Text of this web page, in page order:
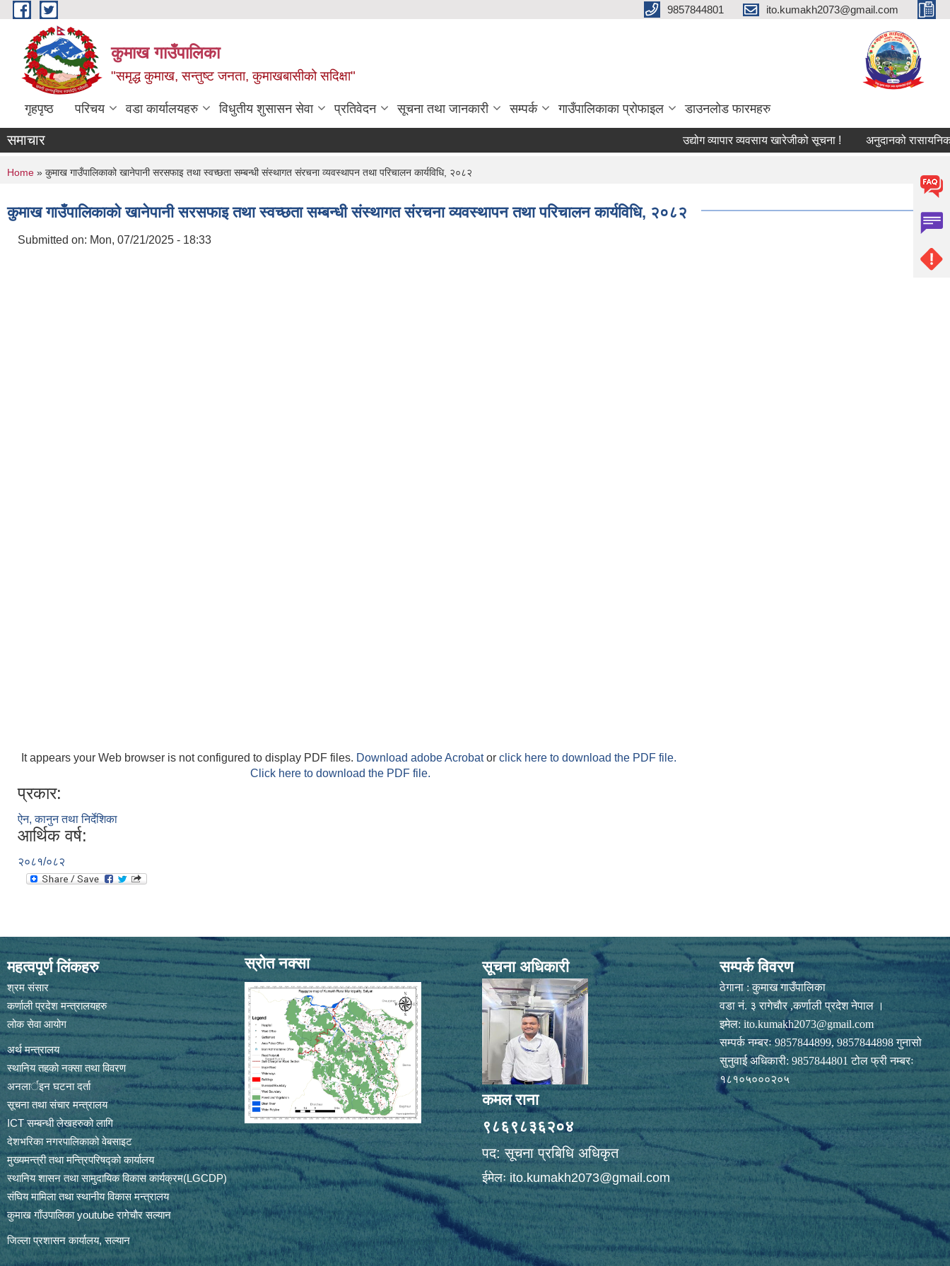
Skip to main content 9857844801 ito.kumakh2073@gmail.com
कुमाख गाउँपालिका
"समृद्ध कुमाख, सन्तुष्ट जनता, कुमाखबासीको सदिक्षा"
गृहपृष्ठ परिचय वडा कार्यालयहरु विधुतीय शुसासन सेवा प्रतिवेदन सूचना तथा जानकारी सम्पर्क गाउँपालिकाका प्रोफाइल डाउनलोड फारमहरु
समाचार उद्योग व्यापार व्यवसाय खारेजीको सूचना ! अनुदानको रासायनिक
You are here
Home » कुमाख गाउँपालिकाको खानेपानी सरसफाइ तथा स्वच्छता सम्बन्धी संस्थागत संरचना व्यवस्थापन तथा परिचालन कार्यविधि, २०८२
कुमाख गाउँपालिकाको खानेपानी सरसफाइ तथा स्वच्छता सम्बन्धी संस्थागत संरचना व्यवस्थापन तथा परिचालन कार्यविधि, २०८२
Submitted on: Mon, 07/21/2025 - 18:33
It appears your Web browser is not configured to display PDF files. Download adobe Acrobator click here to download the PDF file.
Click here to download the PDF file.
प्रकार:
ऐन, कानुन तथा निर्देशिका
आर्थिक वर्ष:
२०८१/०८२
महत्वपूर्ण लिंकहरु
श्रम संसार
कर्णाली प्रदेश मन्त्रालयहरु
लोक सेवा आयोग
अर्थ मन्त्रालय
स्थानिय तहकाे नक्सा तथा विवरण
अनलार्इन घटना दर्ता
सूचना तथा संचार मन्त्रालय
ICT सम्बन्धी लेखहरुको लागि
देशभरिका नगरपालिकाको वेबसाइट
मुख्यमन्त्री तथा मन्त्रिपरिषद्को कार्यालय
स्थानिय शासन तथा सामुदायिक विकास कार्यक्रम(LGCDP)
संघिय मामिला तथा स्थानीय विकास मन्त्रालय
कुमाख गाँउपालिका youtube रागेचाैर सल्यान
जिल्ला प्रशासन कार्यालय, सल्यान
स्रोत नक्सा सूचना अधिकारी
कमल राना
९८६९८३६२०४
पद: सूचना प्रबिधि अधिकृत
ईमेलःito.kumakh2073@gmail.com
सम्पर्क विवरण
ठेगाना : कुमाख गाउँपालिका
वडा नं. ३ रागेचाैर ,कर्णाली प्रदेश नेपाल ।
इमेल:ito.kumakh2073@gmail.com
सम्पर्क नम्बरः 9857844899, 9857844898 गुनासो
सुनुवाई अधिकारी: 9857844801 टोल फ्री नम्बरः
१८१०५०००२०५